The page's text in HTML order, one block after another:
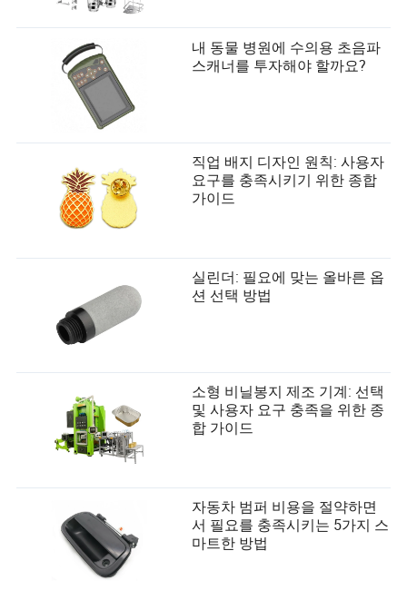
내 동물 병원에 수의용 초음파
스캐너를 투자해야 할까요?
직업 배지 디자인 원칙: 사용자
요구를 충족시키기 위한 종합
가이드
실린더: 필요에 맞는 올바른 옵
션 선택 방법
소형 비닐봉지 제조 기계: 선택
및 사용자 요구 충족을 위한 종
합 가이드
자동차 범퍼 비용을 절약하면
서 필요를 충족시키는 5가지 스
마트한 방법